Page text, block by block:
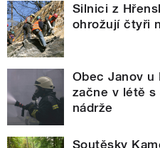
Silnici z
ohrožují čtyři
Obec Janov u
začne v létě s
nádrže
Soutěsky